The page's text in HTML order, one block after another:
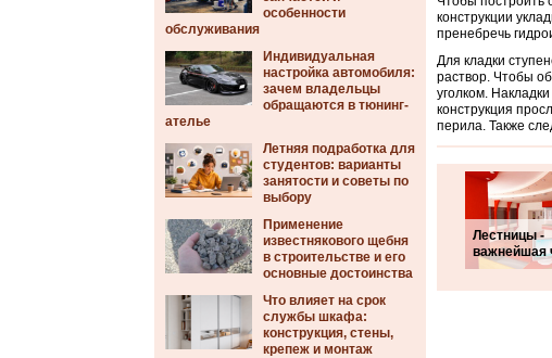
особенности
обслуживания
Индивидуальная
настройка автомобиля:
зачем владельцы
обращаются в тюнинг-
ателье
Летняя подработка для
студентов: варианты
занятости и советы по
выбору
Применение
известнякового щебня
в строительстве и его
основные достоинства
Что влияет на срок
службы шкафа:
конструкция, стены,
крепеж и монтаж
конструкции
пренебречь
Для кладки
раствор. Чтобы
уголком.
конструкция
перила. Также
Лестницы -
важнейшая